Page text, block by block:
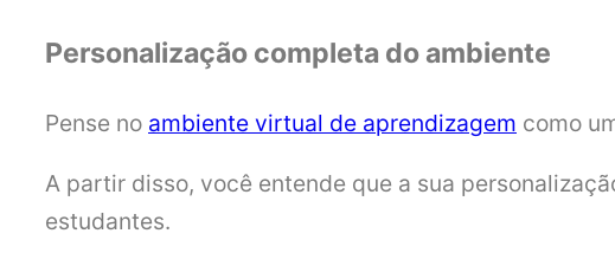
Personalização completa do ambiente
Pense no ambiente virtual de aprendizagem como
A partir disso, você entende que a sua
estudantes.